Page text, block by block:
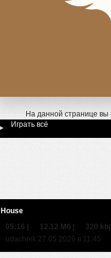
На данной странице вы
Играть всё
House
05:16 | 12.12 Мб | 320
udachnik 27.05.2026 в 11:45